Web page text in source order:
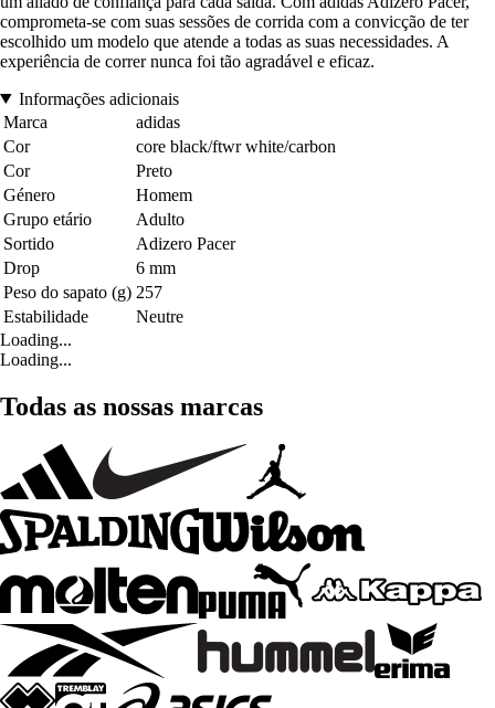
comprometa-se com suas sessões de corrida com a convicção de ter
escolhido um modelo que atende a todas as suas necessidades. A
experiência de correr nunca foi tão agradável e eficaz.
Informações adicionais
Marca
adidas
Cor
core black/ftwr white/carbon
Cor
Preto
Género
Homem
Grupo etário
Adulto
Sortido
Adizero Pacer
Drop
6 mm
Peso do sapato (g) 257
Estabilidade
Neutre
Loading...
Loading...
Todas as nossas marcas